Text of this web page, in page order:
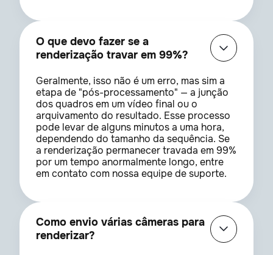
O que devo fazer se a
renderização travar em 99%?
Geralmente, isso não é um erro, mas sim a
etapa de "pós-processamento" — a junção
dos quadros em um vídeo final ou o
arquivamento do resultado. Esse processo
pode levar de alguns minutos a uma hora,
dependendo do tamanho da sequência. Se
a renderização permanecer travada em 99%
por um tempo anormalmente longo, entre
em contato com nossa equipe de suporte.
Como envio várias câmeras para
renderizar?